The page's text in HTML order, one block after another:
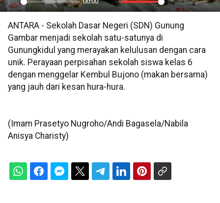
Play Mute Settings
PIP
ANTARA - Sekolah Dasar Negeri (SDN) Gunung
Gambar menjadi sekolah satu-satunya di
Gunungkidul yang merayakan kelulusan dengan cara
unik. Perayaan perpisahan sekolah siswa kelas 6
dengan menggelar Kembul Bujono (makan bersama)
yang jauh dari kesan hura-hura.
(Imam Prasetyo Nugroho/Andi Bagasela/Nabila
Anisya Charisty)